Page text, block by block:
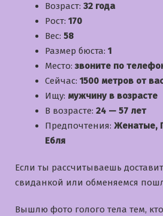
Возраст: 32 года
Рост: 170
Вес: 58
Размер бюста: 1
Место:звоните по
Сейчас: 1500 метров от
Ищу: мужчину в возрасте
В возрасте: 24 — 57 лет
Предпочтения: Женатые,
Ебля
Если ты рассчитываешь
свиданкой или обменяемся
Вышлю фото голого тела тем,